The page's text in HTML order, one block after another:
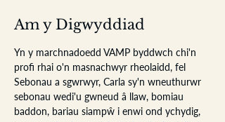
Am y Digwyddiad
Yn y marchnadoedd VAMP byddwch chi'n
profi rhai o'n masnachwyr rheolaidd, fel
Sebonau a sgwrwyr, Carla sy'n wneuthurwr
sebonau wedi'u gwneud â llaw, bomiau
baddon, bariau siampŵ i enwi ond ychydig,